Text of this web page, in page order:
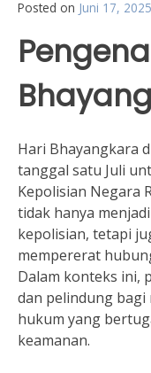
Posted on Juni 17, 2025
Hari Bhayangkara
tanggal satu Juli
Kepolisian Negara
tidak hanya
kepolisian, tetapi
mempererat
Dalam konteks ini,
dan pelindung bagi
hukum yang
keamanan.